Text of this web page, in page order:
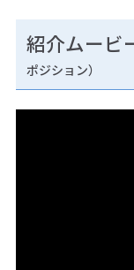
紹介ムービ
ポジション）